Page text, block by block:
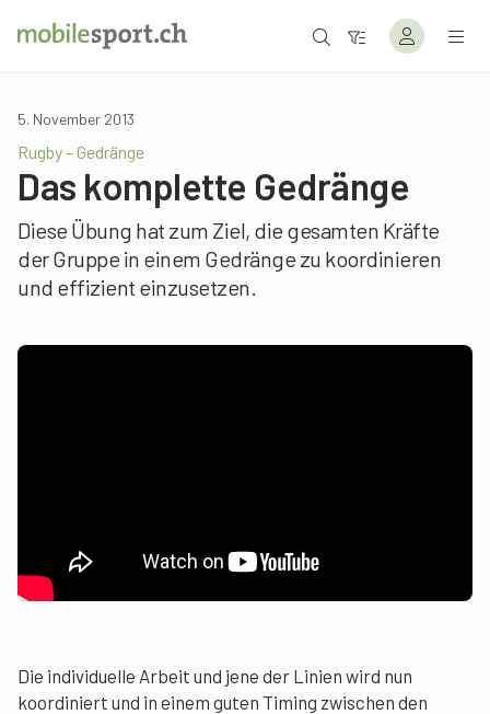
5. November 2013
Rugby – Gedränge
Das komplette Gedränge
Diese Übung hat zum Ziel, die gesamten Kräfte
der Gruppe in einem Gedränge zu koordinieren
und effizient einzusetzen.
Die individuelle Arbeit und jene der Linien wird nun
koordiniert und in einem guten Timing zwischen den